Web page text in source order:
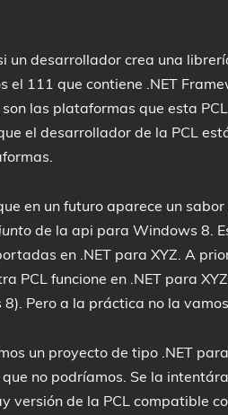
un desarrollador crea una
el 111 que contiene .NET
las plataformas que esta
el desarrollador de la PCL
en un futuro aparece un
de la api para Windows 8.
en .NET para XYZ. A
PCL funcione en .NET para
Pero a la práctica no la
un proyecto de tipo .NET
no podríamos. Se la
versión de la PCL compatible